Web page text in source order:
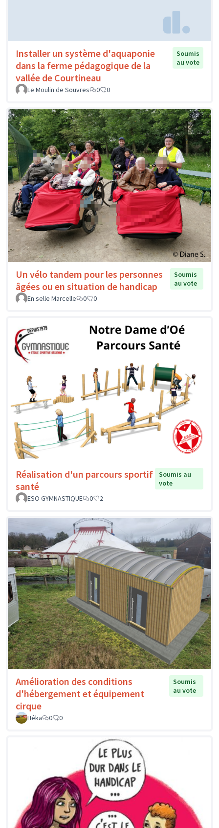
Installer un système d'aquaponie
dans la ferme pédagogique de la
vallée de Courtineau
Soumis
au vote
Le Moulin de Souvres 0 0
Un vélo tandem pour les personnes
âgées ou en situation de handicap
Soumis
au vote
En selle Marcelle
0 0
Réalisation d'un parcours sportif
santé
Soumis au
vote
ESO GYMNASTIQUE
0 2
Amélioration des conditions
d'hébergement et équipement
cirque
Soumis
au vote
Héka 0 0